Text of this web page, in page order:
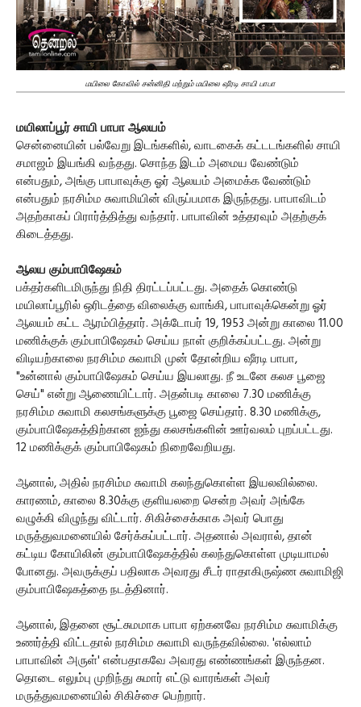
மயிலை கோவில் சன்னிதி மற்றும் மயிலை ஷீரடி சாயி பாபா
மயிலாப்பூர் சாயி பாபா ஆலயம்
சென்னையின் பல்வேறு இடங்களில், வாடகைக் கட்டடங்களில் சாயி
சமாஜம் இயங்கி வந்தது. சொந்த இடம் அமைய வேண்டும்
என்பதும், அங்கு பாபாவுக்கு ஓர் ஆலயம் அமைக்க வேண்டும்
என்பதும் நரசிம்ம சுவாமியின் விருப்பமாக இருந்தது. பாபாவிடம்
அதற்காகப் பிரார்த்தித்து வந்தார். பாபாவின் உத்தரவும் அதற்குக்
கிடைத்தது.
ஆலய கும்பாபிஷேகம்
பக்தர்களிடமிருந்து நிதி திரட்டப்பட்டது. அதைக் கொண்டு
மயிலாப்பூரில் ஒரிடத்தை விலைக்கு வாங்கி, பாபாவுக்கென்று ஓர்
ஆலயம் கட்ட ஆரம்பித்தார். அக்டோபர் 19, 1953 அன்று காலை 11.00
மணிக்குக் கும்பாபிஷேகம் செய்ய நாள் குறிக்கப்பட்டது. அன்று
விடியற்காலை நரசிம்ம சுவாமி முன் தோன்றிய ஷீரடி பாபா,
"உன்னால் கும்பாபிஷேகம் செய்ய இயலாது. நீ உடனே கலச பூஜை
செய்" என்று ஆணையிட்டார். அதன்படி காலை 7.30 மணிக்கு
நரசிம்ம சுவாமி கலசங்களுக்கு பூஜை செய்தார். 8.30 மணிக்கு,
கும்பாபிஷேகத்திற்கான ஐந்து கலசங்களின் ஊர்வலம் புறப்பட்டது.
12 மணிக்குக் கும்பாபிஷேகம் நிறைவேறியது.
ஆனால், அதில் நரசிம்ம சுவாமி கலந்துகொள்ள இயலவில்லை.
காரணம், காலை 8.30க்கு குளியலறை சென்ற அவர் அங்கே
வழுக்கி விழுந்து விட்டார். சிகிச்சைக்காக அவர் பொது
மருத்துவமனையில் சேர்க்கப்பட்டார். அதனால் அவரால், தான்
கட்டிய கோயிலின் கும்பாபிஷேகத்தில் கலந்துகொள்ள முடியாமல்
போனது. அவருக்குப் பதிலாக அவரது சீடர் ராதாகிருஷ்ண சுவாமிஜி
கும்பாபிஷேகத்தை நடத்தினார்.
ஆனால், இதனை சூட்சுமமாக பாபா ஏற்கனவே நரசிம்ம சுவாமிக்கு
உணர்த்தி விட்டதால் நரசிம்ம சுவாமி வருந்தவில்லை. 'எல்லாம்
பாபாவின் அருள்' என்பதாகவே அவரது எண்ணங்கள் இருந்தன.
தொடை எலும்பு முறிந்து சுமார் எட்டு வாரங்கள் அவர்
மருத்துவமனையில் சிகிச்சை பெற்றார்.